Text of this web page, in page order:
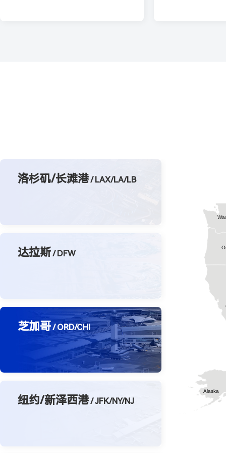
洛杉矶/长滩港/ LAX/LA/LB
达拉斯/ DFW
芝加哥/ ORD/CHI
纽约/新泽西港/ JFK/NY/NJ